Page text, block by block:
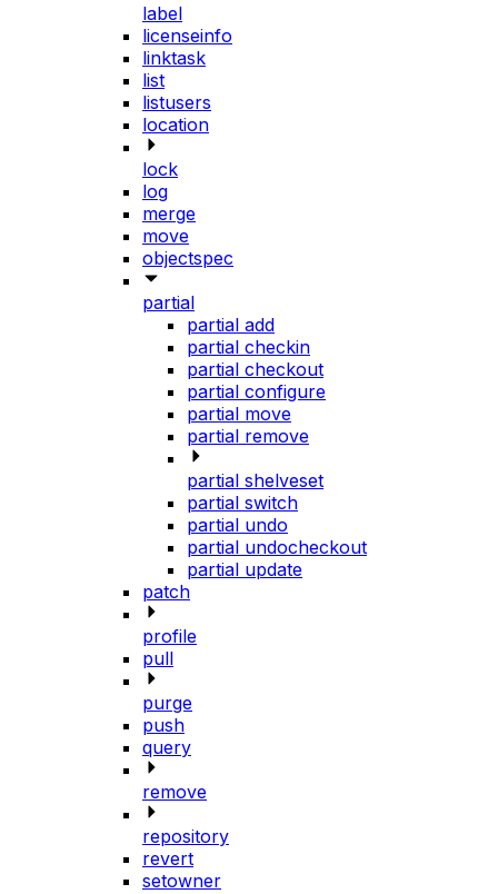
label
licenseinfo
linktask
list
listusers
location
lock
log
merge
move
objectspec
partial
partial add
partial checkin
partial checkout
partial configure
partial move
partial remove
partial shelveset
partial switch
partial undo
partial undocheckout
partial update
patch
profile
pull
purge
push
query
remove
repository
revert
setowner